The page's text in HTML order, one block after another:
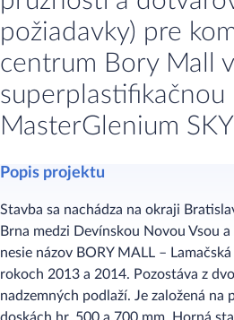
požiadavky) pre
centrum Bory Mall
superplastifikačnou
MasterGlenium
Popis projektu
Stavba sa nachádza na okraji
Brna medzi Devínskou Novou Vsou
nesie názov BORY MALL –
rokoch 2013 a 2014. Pozostáva z
nadzemných podlaží. Je založená na